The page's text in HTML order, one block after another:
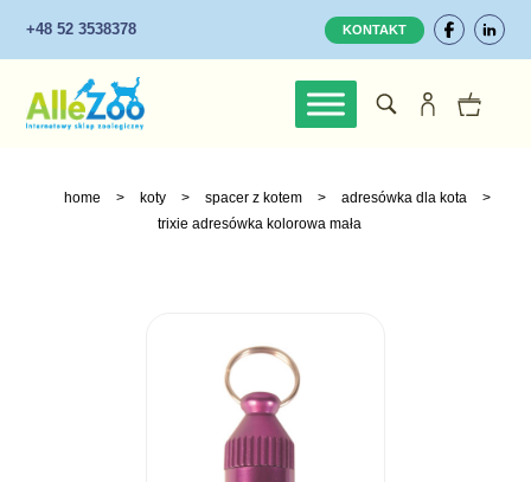
+48 52 3538378 KONTAKT
home > koty > spacer z kotem > adresówka dla kota
>
trixie adresówka kolorowa mała